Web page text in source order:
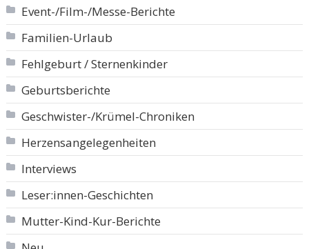
Event-/Film-/Messe-Berichte
Familien-Urlaub
Fehlgeburt / Sternenkinder
Geburtsberichte
Geschwister-/Krümel-Chroniken
Herzensangelegenheiten
Interviews
Leser:innen-Geschichten
Mutter-Kind-Kur-Berichte